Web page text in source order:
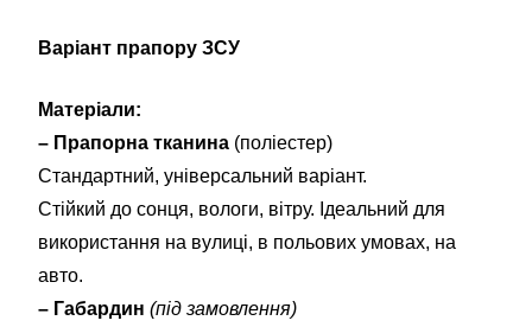
Варіант прапору ЗСУ
Матеріали:
– Прапорна тканина (поліестер)
Стандартний, універсальний варіант.
Стійкий до сонця, вологи, вітру. Ідеальний для
використання на вулиці, в польових умовах, на
авто.
– Габардин (під замовлення)